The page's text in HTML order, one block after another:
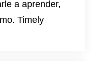
a aprender,
Timely